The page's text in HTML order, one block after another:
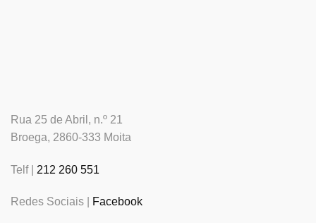
Rua 25 de Abril, n.º 21
Broega, 2860-333 Moita
Telf | 212 260 551
Redes Sociais | Facebook